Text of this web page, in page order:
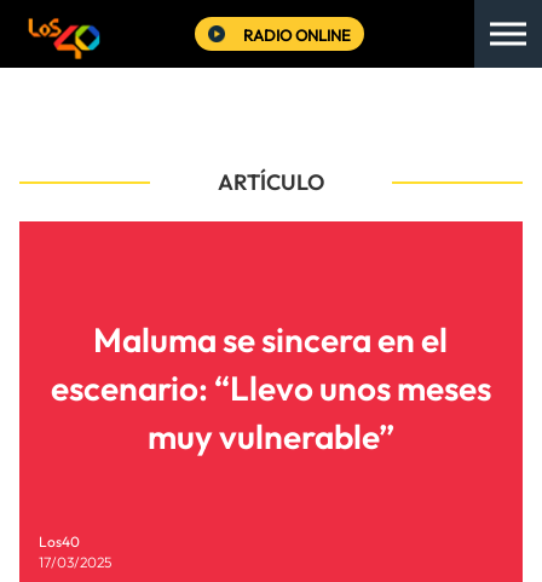
RADIO ONLINE
ARTÍCULO
Maluma se sincera en el
escenario: “Llevo unos meses
muy vulnerable”
Los40
17/03/2025